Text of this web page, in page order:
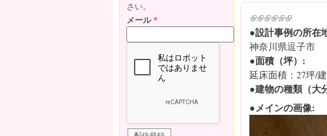
(link is external)
(link is external)
(link is external)
(link is external)
(link is
(link is
●設計事例の所在
神奈川県逗子市
●面積（坪）:
延床面積：27坪/
●建物の種類（大
●メインの画像:
さい。
メール*